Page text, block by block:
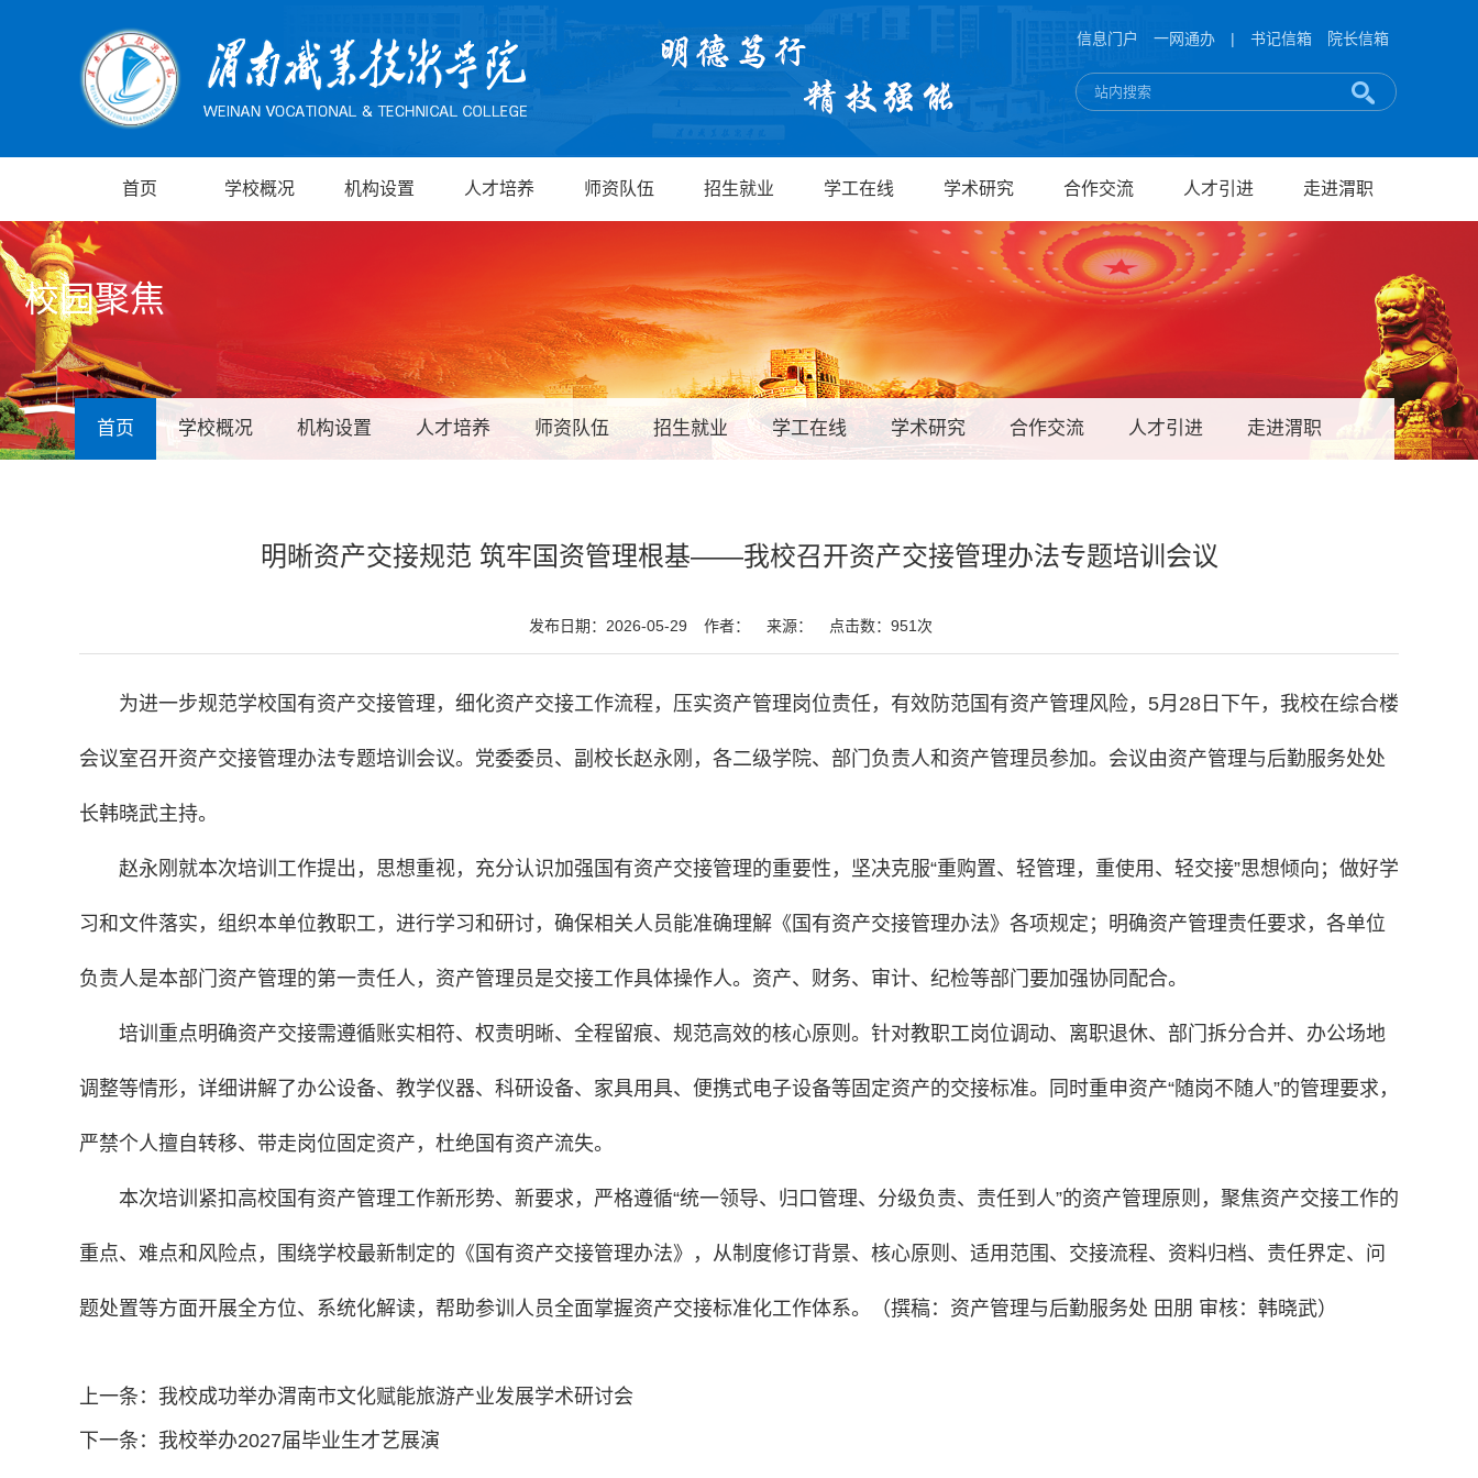
信息门户 一网通办 | 书记信箱 院长信箱
首页 学校概况 机构设置 人才培养 师资队伍 招生就业 学工在线 学术研究 合作交流 人才引进 走进渭职
校园聚焦
首页 学校概况 机构设置 人才培养 师资队伍 招生就业 学工在线 学术研究 合作交流 人才引进 走进渭职
明晰资产交接规范 筑牢国资管理根基——我校召开资产交接管理办法专题培训会议
发布日期：2026-05-29 作者： 来源： 点击数： 951 次
为进一步规范学校国有资产交接管理，细化资产交接工作流程，压实资产管理岗位责任，有效防范国有资产管理风险，5月28日下午，我校在综合楼
会议室召开资产交接管理办法专题培训会议。党委委员、副校长赵永刚，各二级学院、部门负责人和资产管理员参加。会议由资产管理与后勤服务处处
长韩晓武主持。
赵永刚就本次培训工作提出，思想重视，充分认识加强国有资产交接管理的重要性，坚决克服“重购置、轻管理，重使用、轻交接”思想倾向；做好学
习和文件落实，组织本单位教职工，进行学习和研讨，确保相关人员能准确理解《国有资产交接管理办法》各项规定；明确资产管理责任要求，各单位
负责人是本部门资产管理的第一责任人，资产管理员是交接工作具体操作人。资产、财务、审计、纪检等部门要加强协同配合。
培训重点明确资产交接需遵循账实相符、权责明晰、全程留痕、规范高效的核心原则。针对教职工岗位调动、离职退休、部门拆分合并、办公场地
调整等情形，详细讲解了办公设备、教学仪器、科研设备、家具用具、便携式电子设备等固定资产的交接标准。同时重申资产“随岗不随人”的管理要求，
严禁个人擅自转移、带走岗位固定资产，杜绝国有资产流失。
本次培训紧扣高校国有资产管理工作新形势、新要求，严格遵循“统一领导、归口管理、分级负责、责任到人”的资产管理原则，聚焦资产交接工作的
重点、难点和风险点，围绕学校最新制定的《国有资产交接管理办法》，从制度修订背景、核心原则、适用范围、交接流程、资料归档、责任界定、问
题处置等方面开展全方位、系统化解读，帮助参训人员全面掌握资产交接标准化工作体系。（撰稿：资产管理与后勤服务处 田朋 审核：韩晓武）
上一条： 我校成功举办渭南市文化赋能旅游产业发展学术研讨会
下一条： 我校举办2027届毕业生才艺展演